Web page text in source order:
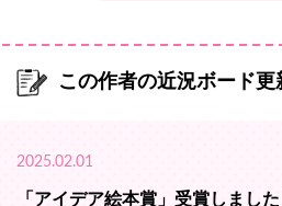
この作者の近況ボード更
2025.02.01
「アイデア絵本賞」受賞しました